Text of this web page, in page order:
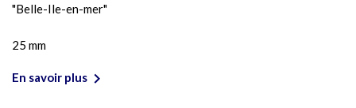
"Belle-Ile-en-mer"
25 mm
En savoir plus 